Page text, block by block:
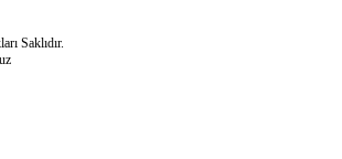
Saklıdır.